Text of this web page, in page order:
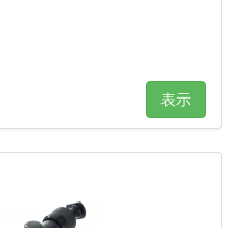
表示